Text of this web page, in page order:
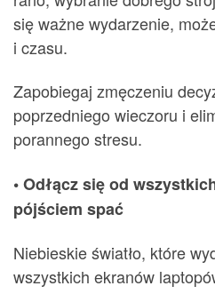
się ważne wydarzenie,
i czasu.
Zapobiegaj zmęczeniu
poprzedniego wieczoru i
porannego stresu.
• Odłącz się od
pójściem spać
Niebieskie światło, które
wszystkich ekranów